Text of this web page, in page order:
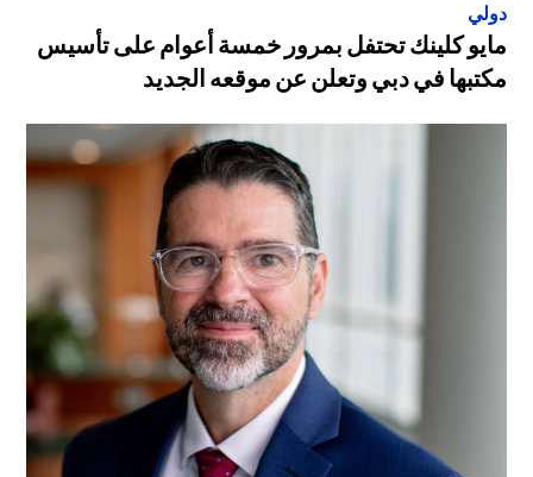
دولي
مايو كلينك تحتفل بمرور خمسة أعوام على تأسيس
مكتبها في دبي وتعلن عن موقعه الجديد